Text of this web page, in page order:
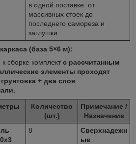
в одной поставке: от
массивных стоек до
последнего самореза и
заглушки.
(база 5×6 м):
сборке комплект с рассчитанным
элементы проходят
+ два слоя
Количество
(шт.)
Примечание /
Назначение
8
Сверхнадежн
ые